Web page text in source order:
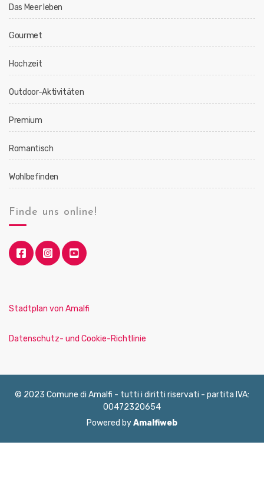
Das Meer leben
Gourmet
Hochzeit
Outdoor-Aktivitäten
Premium
Romantisch
Wohlbefinden
Finde uns online!
Stadtplan von Amalfi
Datenschutz- und Cookie-Richtlinie
© 2023 Comune di Amalfi - tutti i diritti riservati - partita IVA:
00472320654
Powered byAmalfiweb